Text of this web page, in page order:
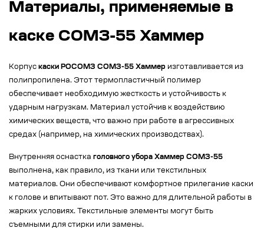
Материалы, применяемые в
каске СОМЗ-55 Хаммер
Корпус каски РОСОМЗ СОМЗ-55 Хаммер изготавливается из
полипропилена. Этот термопластичный полимер
обеспечивает необходимую жесткость и устойчивость к
ударным нагрузкам. Материал устойчив к воздействию
химических веществ, что важно при работе в агрессивных
средах (например, на химических производствах).
Внутренняя оснастка головного убора Хаммер СОМЗ-55
выполнена, как правило, из ткани или текстильных
материалов. Они обеспечивают комфортное прилегание каски
к голове и впитывают пот. Это важно для длительной работы в
жарких условиях. Текстильные элементы могут быть
съемными для стирки или замены.